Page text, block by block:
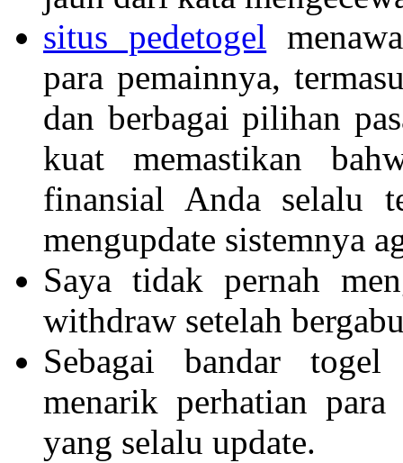
situs pedetogel
para pemainnya,
dan berbagai pilihan
kuat memastikan
finansial Anda selalu
mengupdate sistemnya
Saya tidak pernah
withdraw setelah
Sebagai bandar
menarik perhatian
yang selalu update.